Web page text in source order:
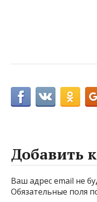
Добавить
Ваш адрес email не
Обязательные поля